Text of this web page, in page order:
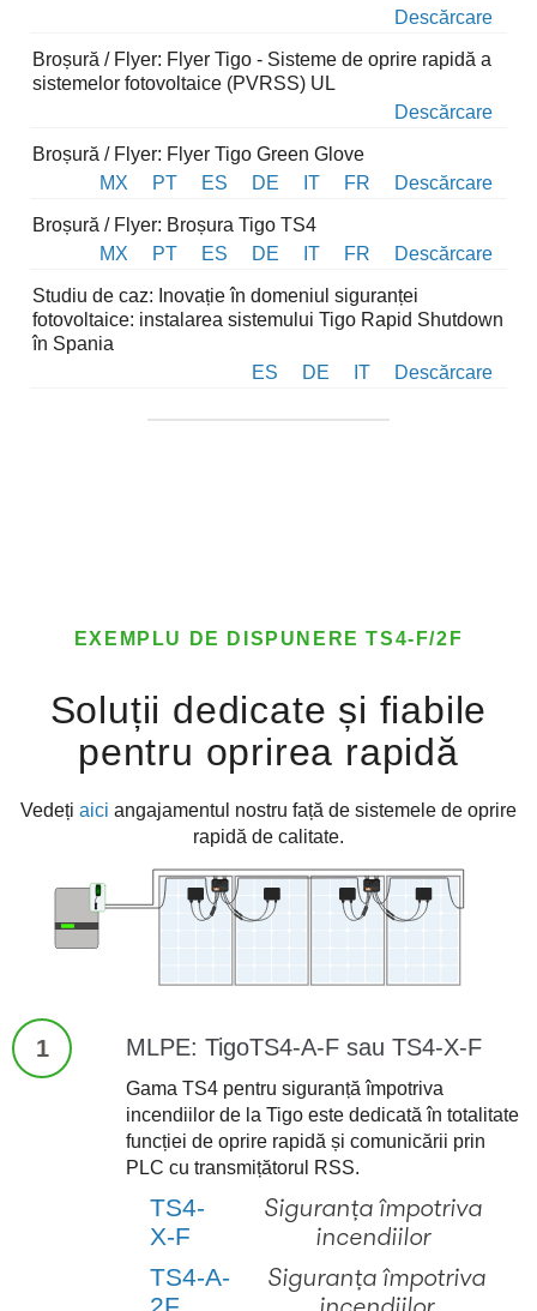
Descărcare
Broșură / Flyer: Flyer Tigo - Sisteme de oprire rapidă a
sistemelor fotovoltaice (PVRSS) UL
Descărcare
Broșură / Flyer: Flyer Tigo Green Glove
MX
PT ES DE IT FR Descărcare
Broșură / Flyer: Broșura Tigo TS4
MX
PT ES DE IT FR Descărcare
Studiu de caz: Inovație în domeniul siguranței
fotovoltaice: instalarea sistemului Tigo Rapid Shutdown
în Spania
ES
DE IT Descărcare
EXEMPLU DE DISPUNERE TS4-F/2F
Soluții dedicate și fiabile
pentru oprirea rapidă
Vedeți aici angajamentul nostru față de sistemele de oprire
rapidă de calitate.
1 MLPE: TigoTS4-A-F sau TS4-X-F
Gama TS4 pentru siguranță împotriva
incendiilor de la Tigo este dedicată în totalitate
funcției de oprire rapidă și comunicării prin
PLC cu transmițătorul RSS.
TS4-
X-F
Siguranța împotriva
incendiilor
TS4-A-
2F
Siguranța împotriva